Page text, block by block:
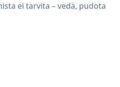
ei tarvita – vedä, pudota